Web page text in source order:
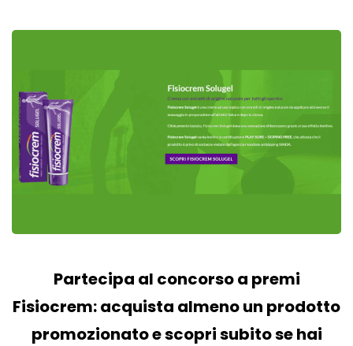
Partecipa al concorso a premi
Fisiocrem: acquista almeno un prodotto
promozionato e scopri subito se hai